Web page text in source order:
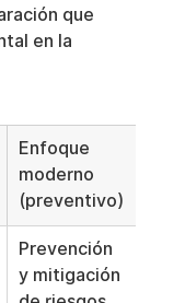
que
en la
Enfoque
moderno
(preventivo)
Prevención
y mitigación